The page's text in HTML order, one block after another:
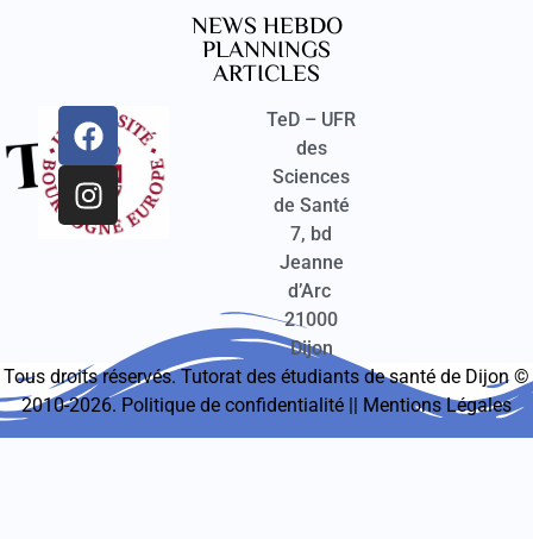
NEWS HEBDO
PLANNINGS
ARTICLES
TeD – UFR
des
Sciences
de Santé
7, bd
Jeanne
d’Arc
21000
Dijon
Tous droits réservés. Tutorat des étudiants de santé de Dijon ©
2010-2026. Politique de confidentialité || Mentions Légales